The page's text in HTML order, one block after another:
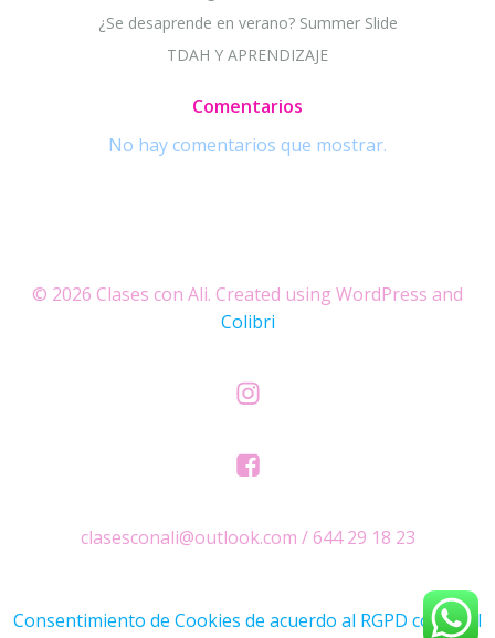
¿Se desaprende en verano? Summer Slide
TDAH Y APRENDIZAJE
Comentarios
No hay comentarios que mostrar.
© 2026 Clases con Ali. Created using WordPress and
Colibri
clasesconali@outlook.com / 644 29 18 23
Consentimiento de Cookies de acuerdo al RGPD con Real